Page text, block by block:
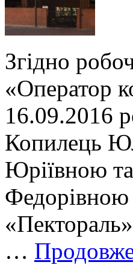
Згідно
«Оператор
16.09.2016
Копилець
Юріївною
Федорівною
…